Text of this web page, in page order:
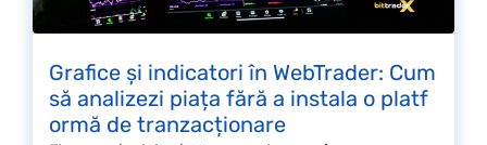
Grafice și indicatori în WebTrader: Cum
să analizezi piața fără a instala o platf
ormă de tranzacționare